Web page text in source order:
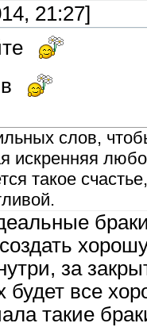
21:27]
слов,
искренняя
такое
за
будет все
такие